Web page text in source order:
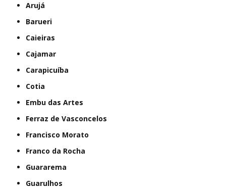
Arujá
Barueri
Caieiras
Cajamar
Carapicuíba
Cotia
Embu das Artes
Ferraz de Vasconcelos
Francisco Morato
Franco da Rocha
Guararema
Guarulhos